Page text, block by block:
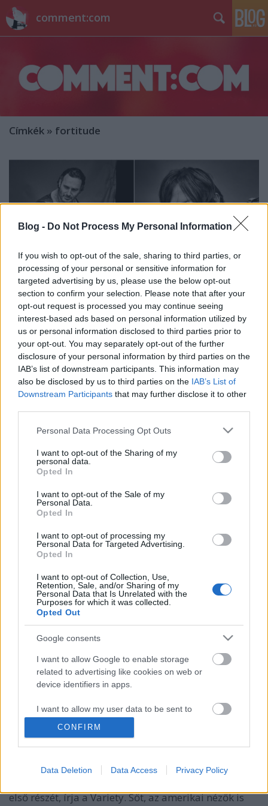
Blog - Do Not Process My Personal Information
If you wish to opt-out of the sale, sharing to third parties, or
processing of your personal or sensitive information for
targeted advertising by us, please use the below opt-out
section to confirm your selection. Please note that after your
opt-out request is processed you may continue seeing
interest-based ads based on personal information utilized by
us or personal information disclosed to third parties prior to
your opt-out. You may separately opt-out of the further
disclosure of your personal information by third parties on the
IAB’s list of downstream participants. This information may
also be disclosed by us to third parties on the IAB’s List of
Downstream Participants that may further disclose it to other
Please note that this website/app uses one or more Google
not limited to your visit or usage behaviour. You may click to
grant or deny consent to Google and its third-party tags to
use your data for below specified purposes in below Google
consent section.
Personal Data Processing Opt Outs
I want to opt-out of the Sharing of my
personal data.
Opted In
I want to opt-out of the Sale of my
Personal Data.
Opted In
I want to opt-out of processing my
Personal Data for Targeted Advertising.
Opted In
I want to opt-out of Collection, Use,
Retention, Sale, and/or Sharing of my
Personal Data that Is Unrelated with the
Purposes for which it was collected.
Opted Out
Google consents
I want to allow Google to enable storage
related to advertising like cookies on web or
device identifiers in apps.
I want to allow my user data to be sent to
Google for online advertising purposes.
I want to allow Google to send me
related to analytics like cookies on web or
CONFIRM
Data Deletion Data Access Privacy Policy
comment:com
Címkék » fortitude
Hírek kávé mellé
sixx•2016. február 04.
Itt egy olvasmányos forgatási riport a The Walking
Dead munkálatairól, sok ígérettel, kevés spoilerrel.
énektanár. Nem vicc. Mondjuk kurvajó hangja van.
Megvannak a 200. The Big Bang Theory-epizód
vendégsztárjai: Adam West (az oridzsinál Batman!),
Fortitude: a Twin Peaks az északi
2015. február 04.
Azért érdemes nemcsak az amerikai
sorozattermésre odafigyelni, hanem egy kicsit
nyitottabb szemmel járkálni a kontenthalomban,
mert ki lehet kukázni olyan, nem igazán promózott
gyöngyszemeket is, mint például a Fortutide, a Sky
Atlantic idei sorozatát, ami az első (dupla)résszel
Páneurópai premier a SKY jeges
krimisorozatának
2015. január 14.
Ausztria és Olaszország tévénézői ugyanazon a
első részét, írja a Variety. Sőt, az amerikai nézők is